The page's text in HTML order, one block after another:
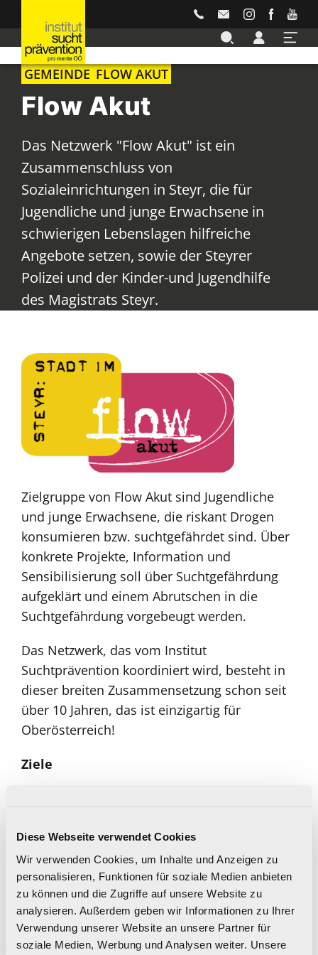
Diese Webseite verwendet Cookies
Wir verwenden Cookies, um Inhalte und Anzeigen zu
personalisieren, Funktionen für soziale Medien anbieten
zu können und die Zugriffe auf unsere Website zu
analysieren. Außerdem geben wir Informationen zu Ihrer
Verwendung unserer Website an unsere Partner für
soziale Medien, Werbung und Analysen weiter. Unsere
Zur HauptnavigationAccesskey
[1]
Zur UnternavigationAccesskey
[2]
Zur SucheAccesskey
[3]
Zum InhaltAccesskey
[4]
Zur FooternavigationAccesskey
[5]
GEMEINDE FLOW AKUT
Flow Akut
Das Netzwerk "Flow Akut" ist ein
Zusammenschluss von
Sozialeinrichtungen in Steyr, die für
Jugendliche und junge Erwachsene in
schwierigen Lebenslagen hilfreiche
Angebote setzen, sowie der Steyrer
Polizei und der Kinder-und Jugendhilfe
des Magistrats Steyr.
Zielgruppe von Flow Akut sind Jugendliche
und junge Erwachsene, die riskant Drogen
konsumieren bzw. suchtgefährdet sind. Über
konkrete Projekte, Information und
Sensibilisierung soll über Suchtgefährdung
aufgeklärt und einem Abrutschen in die
Suchtgefährdung vorgebeugt werden.
Das Netzwerk, das vom Institut
Suchtprävention koordiniert wird, besteht in
dieser breiten Zusammensetzung schon seit
über 10 Jahren, das ist einzigartig für
Oberösterreich!
Ziele
Informationsaustausch und regionalem
Monitoring rund um das Thema
Drogenmissbrauch, Suchtgefährdung und
Suchtmittelabhängigkeit in Steyr
Blick auf das Thema aus unterschiedlichen
Perspektiven und beruflichen Aufträgen,